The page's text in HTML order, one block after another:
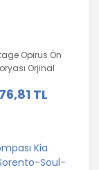
Opirus Ön
Orjinal
TL